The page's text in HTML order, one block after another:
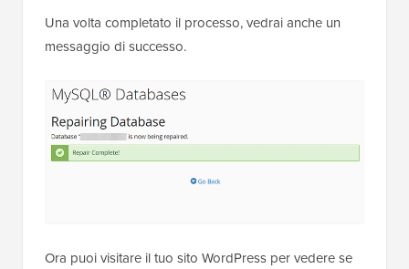
Una volta completato il processo, vedrai anche un
messaggio di successo.
Ora puoi visitare il tuo sito WordPress per vedere se